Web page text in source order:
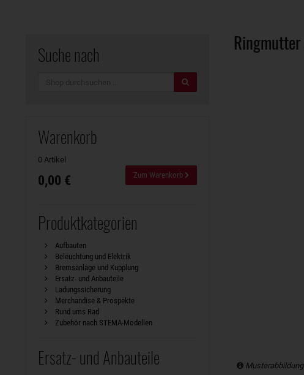
Ringmutter
Musterabbildung
Suche nach
Warenkorb
0 Artikel
0,00 € Zum Warenkorb
Produktkategorien
Aufbauten
Beleuchtung und Elektrik
Bremsanlage und Kupplung
Ersatz- und Anbauteile
Ladungssicherung
Merchandise & Prospekte
Rund ums Rad
Zubehör nach STEMA-Modellen
Ersatz- und Anbauteile